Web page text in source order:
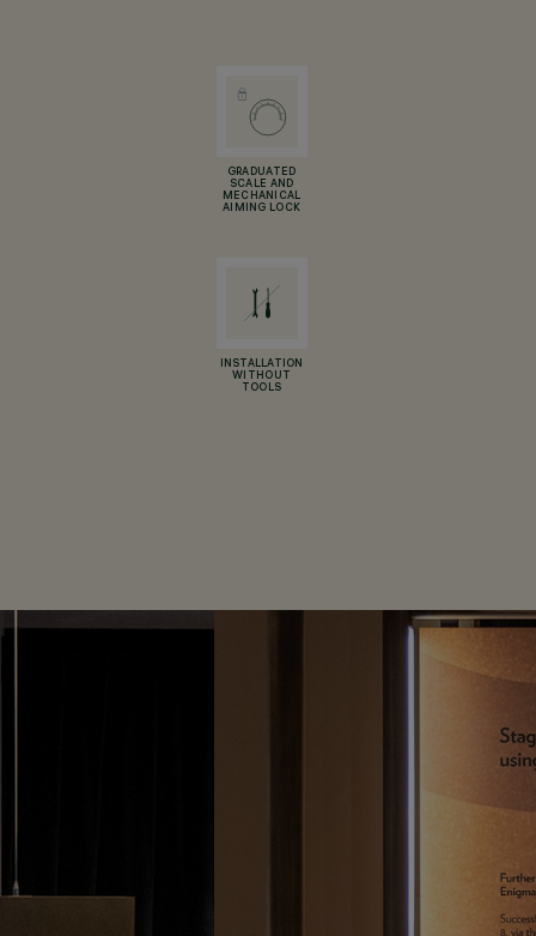
GRADUATED
SCALE AND
MECHANICAL
AIMING LOCK
INSTALLATION
WITHOUT
TOOLS